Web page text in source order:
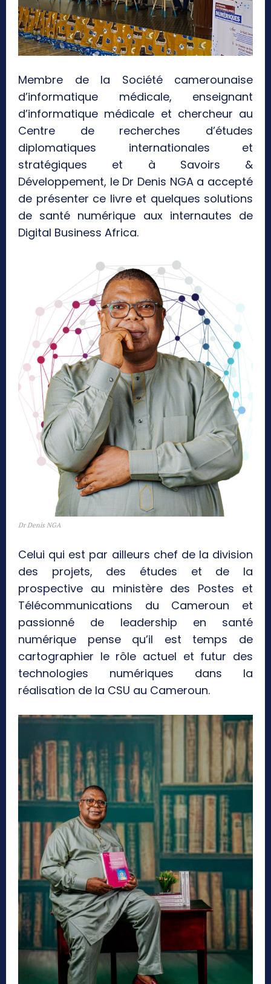
Membre de la Société camerounaise
d’informatique médicale, enseignant
d’informatique médicale et chercheur au
Centre de recherches d’études
diplomatiques internationales et
stratégiques et à Savoirs &
Développement, le Dr Denis NGA a accepté
de présenter ce livre et quelques solutions
de santé numérique aux internautes de
Digital Business Africa.
Dr Denis NGA
Celui qui est par ailleurs chef de la division
des projets, des études et de la
prospective au ministère des Postes et
Télécommunications du Cameroun et
passionné de leadership en santé
numérique pense qu’il est temps de
cartographier le rôle actuel et futur des
technologies numériques dans la
réalisation de la CSU au Cameroun.